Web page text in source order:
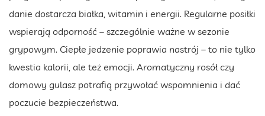
danie dostarcza białka, witamin i energii. Regularne posiłki
wspierają odporność – szczególnie ważne w sezonie
grypowym. Ciepłe jedzenie poprawia nastrój – to nie tylko
kwestia kalorii, ale też emocji. Aromatyczny rosół czy
domowy gulasz potrafią przywołać wspomnienia i dać
poczucie bezpieczeństwa.